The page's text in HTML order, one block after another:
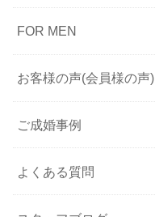
FOR MEN
お客様の声(会員様の声)
ご成婚事例
よくある質問